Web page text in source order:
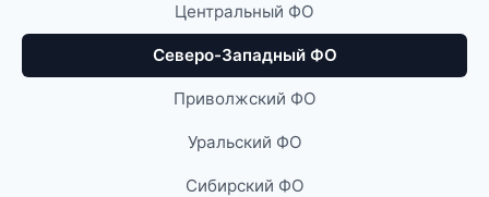
Центральный ФО
Северо-Западный ФО
Приволжский ФО
Уральский ФО
Сибирский ФО